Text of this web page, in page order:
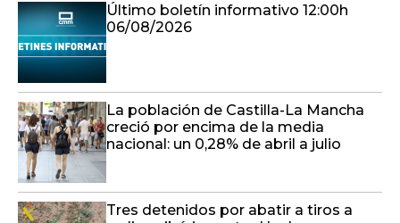
Último boletín informativo 12:00h
06/08/2026
La población de Castilla-La Mancha
creció por encima de la media
nacional: un 0,28% de abril a julio
Tres detenidos por abatir a tiros a